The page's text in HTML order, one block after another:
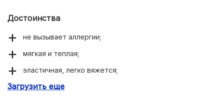
Достоинства
не вызывает аллергии;
мягкая и теплая;
эластичная, легко вяжется;
приятная для нежной детской кожи;
Загрузить еще